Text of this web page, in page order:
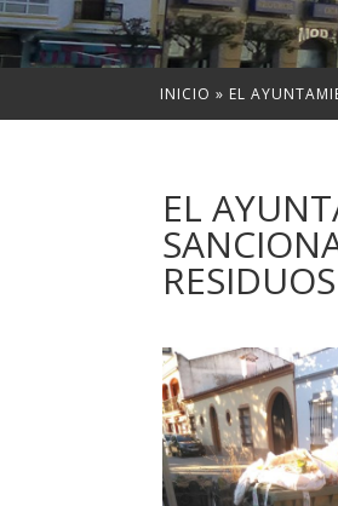
INICIO » EL
EL
RESIDUOS